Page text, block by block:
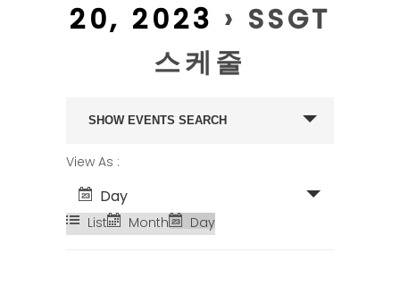
20, 2023 › SSGT
스케줄
EVENTS
SEARCH
AND
VIEWS
NAVIGATION
SHOW EVENTS SEARCH
EVENT
VIEWS
NAVIGATION
View As
Day
List Month Day